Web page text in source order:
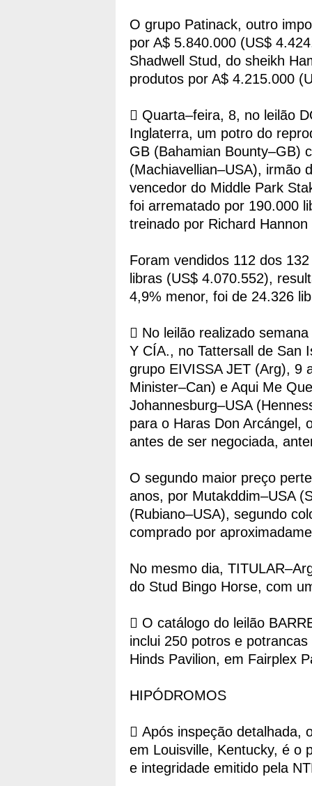
O grupo Patinack, outro
por A$ 5.840.000 (US$
Shadwell Stud, do sheikh
produtos por A$ 4.215.000
 Quarta–feira, 8, no leilão
Inglaterra, um potro do
GB (Bahamian Bounty–GB)
(Machiavellian–USA), irmão
vencedor do Middle Park
foi arrematado por 190.000
treinado por Richard
Foram vendidos 112 dos
libras (US$ 4.070.552),
4,9% menor, foi de 24.326
 No leilão realizado
Y CÍA., no Tattersall de San
grupo EIVISSA JET (Arg), 9
Minister–Can) e Aqui Me
Johannesburg–USA
para o Haras Don Arcángel,
antes de ser negociada,
O segundo maior preço
anos, por Mutakddim–USA
(Rubiano–USA), segundo
comprado por
No mesmo dia,
do Stud Bingo Horse, com
 O catálogo do leilão
inclui 250 potros e
Hinds Pavilion, em Fairplex
HIPÓDROMOS
 Após inspeção detalhada,
em Louisville, Kentucky, é o
e integridade emitido pela